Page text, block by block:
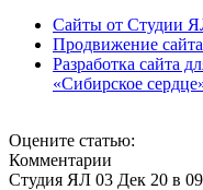
Сайты от Студии
Продвижение
Разработка сайта
«Сибирское
Оцените статью:
Комментарии
Студия ЯЛ 03 Дек 20 в